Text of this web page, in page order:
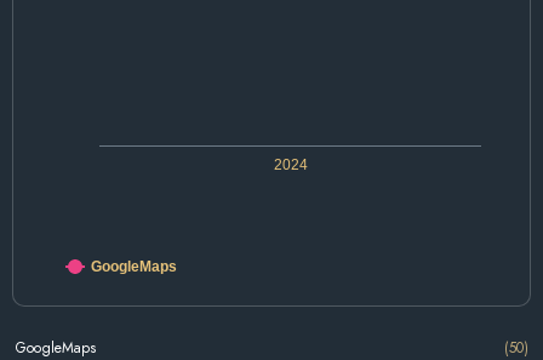
2024
GoogleMaps
GoogleMaps (50)